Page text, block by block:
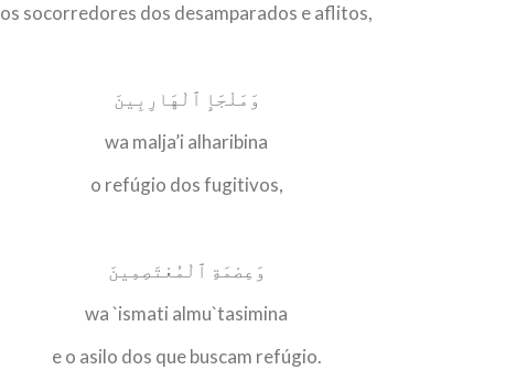
os socorredores dos desamparados e aflitos,
وَمَلْجَإِ ٱلْهَارِبِينَ
wa malja’i alharibina
o refúgio dos fugitivos,
وَعِصْمَةِ ٱلْمُعْتَصِمِينَ
wa `ismati almu`tasimina
e o asilo dos que buscam refúgio.